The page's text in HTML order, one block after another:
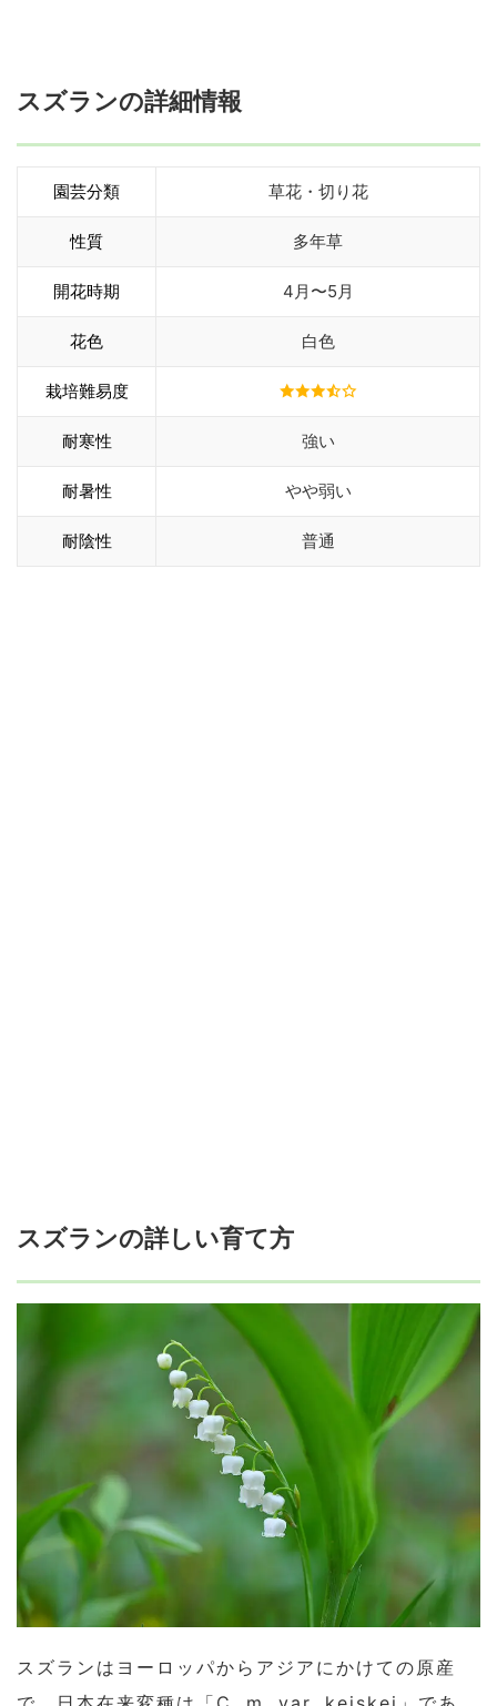
スズランの詳細情報
園芸分類 草花・切り花
性質 多年草
開花時期 4月〜5月
花色 白色
栽培難易度
耐寒性 強い
耐暑性 やや弱い
耐陰性 普通
スズランの詳しい育て方
スズランはヨーロッパからアジアにかけての原産